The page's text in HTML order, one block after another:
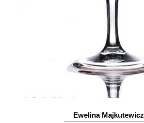
Ewelina Majkutewicz